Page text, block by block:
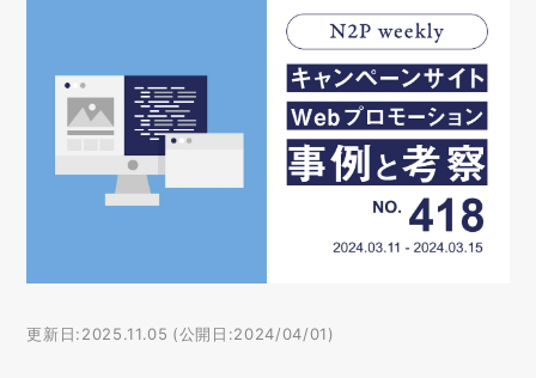
更新日:2025.11.05 (公開日:2024/04/01)